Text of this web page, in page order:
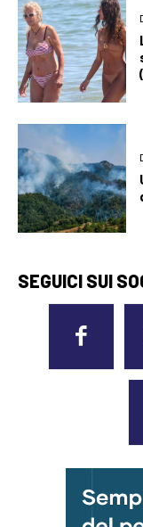
SEGUICI SUI